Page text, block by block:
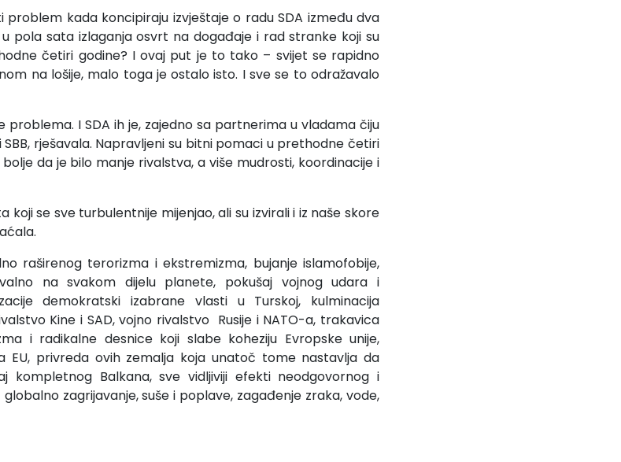
problem kada koncipiraju izvještaje o radu SDA između dva
pola sata izlaganja osvrt na događaje i rad stranke koji su
četiri godine? I ovaj put je to tako – svijet se rapidno
na lošije, malo toga je ostalo isto. I sve se to odražavalo
I SDA ih je, zajedno sa partnerima u vladama čiju
i SBB, rješavala. Napravljeni su bitni pomaci u prethodne četiri
da je bilo manje rivalstva, a više mudrosti, koordinacije i
koji se sve turbulentnije mijenjao, ali su izvirali i iz naše skore
raširenog terorizma i ekstremizma, bujanje islamofobije,
na svakom dijelu planete, pokušaj vojnog udara i
demokratski izabrane vlasti u Turskoj, kulminacija
Kine i SAD, vojno rivalstvo Rusije i NATO-a, trakavica
i radikalne desnice koji slabe koheziju Evropske unije,
EU, privreda ovih zemalja koja unatoč tome nastavlja da
Balkana, sve vidljiviji efekti neodgovornog i
zagrijavanje, suše i poplave, zagađenje zraka, vode,